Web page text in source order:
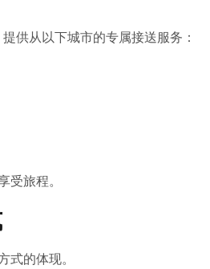
供从以下城市的专属接送服务：
旅程。
的体现。